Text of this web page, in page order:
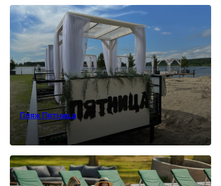
ОЗДОРОВИТЕЛЬНЫЙ
ОТДЫХ
Комплексный отдых и восстановление для
тела и нервной системы за городом
Пляж Пятница